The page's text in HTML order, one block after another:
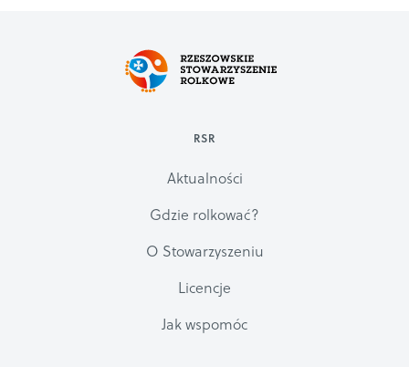
RSR
Aktualności
Gdzie rolkować?
O Stowarzyszeniu
Licencje
Jak wspomóc